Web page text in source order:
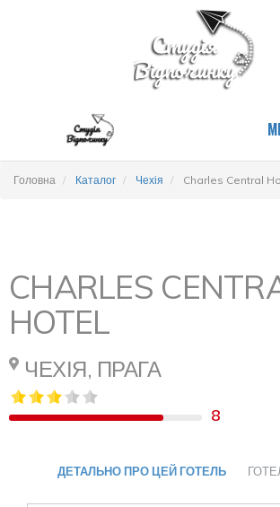
Головна Каталог Чехія Charles Central
CHARLES
HOTEL
ЧЕХІЯ, ПРАГА
8
ДЕТАЛЬНО ПРО ЦЕЙ ГОТЕЛЬ